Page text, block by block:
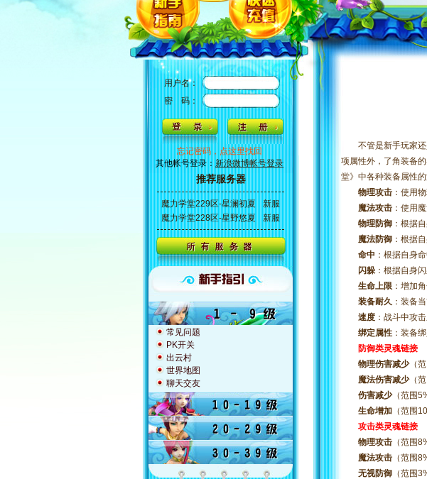
不管是新手玩家还
项属性外，了角装备
堂》中各种装备属性的
物理攻击 ：使用
魔法攻击 ：使用
物理防御 ：根据
魔法防御 ：根据
命中 ：根据自身
闪躲：根据自身
生命上限 ：增加
装备耐久 ：装备
速度 ：战斗中攻
绑定属性 ：装备
防御类灵魂链接
物理伤害减少（
魔法伤害减少（
伤害减少（范围
生命增加 （范围
攻击类灵魂链接
物理攻击 （范围
魔法攻击 （范围
无视防御 （范围
用户名：
密 码：
忘记密码，点这里找回
其他帐号登录： 新浪微博帐号登录
推荐服务器
魔力学堂229区-星澜初夏
新服
魔力学堂228区-星野悠夏
新服
常见问题
PK开关
出云村
世界地图
聊天交友